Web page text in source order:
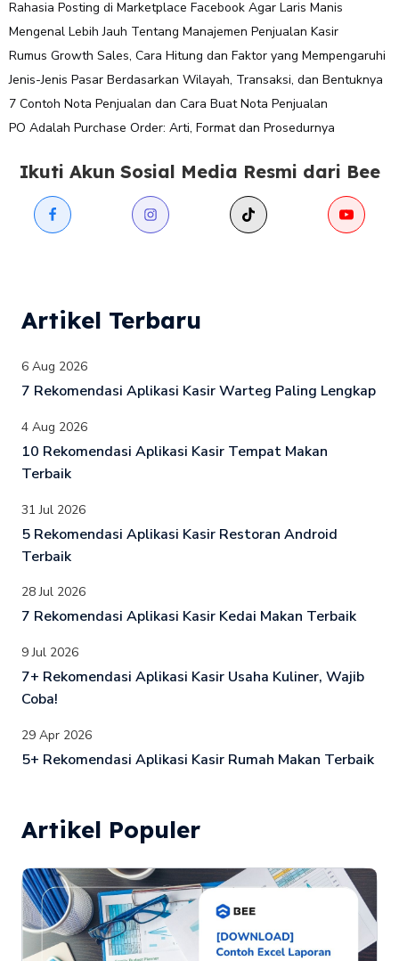
Rahasia Posting di Marketplace Facebook Agar Laris Manis
Mengenal Lebih Jauh Tentang Manajemen Penjualan Kasir
Rumus Growth Sales, Cara Hitung dan Faktor yang Mempengaruhi
Jenis-Jenis Pasar Berdasarkan Wilayah, Transaksi, dan Bentuknya
7 Contoh Nota Penjualan dan Cara Buat Nota Penjualan
PO Adalah Purchase Order: Arti, Format dan Prosedurnya
Ikuti Akun Sosial Media Resmi dari Bee
Artikel Terbaru
6 Aug 2026
7 Rekomendasi Aplikasi Kasir Warteg Paling Lengkap
4 Aug 2026
10 Rekomendasi Aplikasi Kasir Tempat Makan
Terbaik
31 Jul 2026
5 Rekomendasi Aplikasi Kasir Restoran Android
Terbaik
28 Jul 2026
7 Rekomendasi Aplikasi Kasir Kedai Makan Terbaik
9 Jul 2026
7+ Rekomendasi Aplikasi Kasir Usaha Kuliner, Wajib
Coba!
29 Apr 2026
5+ Rekomendasi Aplikasi Kasir Rumah Makan Terbaik
Artikel Populer